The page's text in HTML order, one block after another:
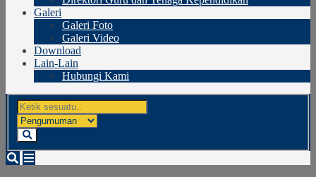
Galeri
Galeri Foto
Galeri Video
Download
Lain-Lain
Hubungi Kami